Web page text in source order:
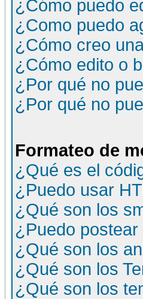
¿Cómo puedo
¿Como puedo
¿Cómo creo
¿Cómo edito o
¿Por qué no
¿Por qué no
Formateo de
¿Qué es el
¿Puedo usar
¿Qué son los
¿Puedo
¿Qué son los
¿Qué son los
¿Qué son los